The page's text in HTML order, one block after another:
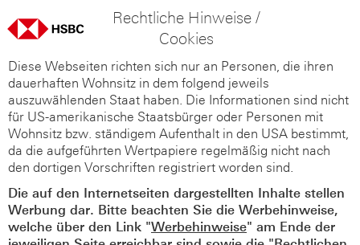
Rechtliche Hinweise /
Cookies
Diese Webseiten richten sich nur an Personen, die ihren
dauerhaften Wohnsitz in dem folgend jeweils
auszuwählenden Staat haben. Die Informationen sind nicht
für US-amerikanische Staatsbürger oder Personen mit
Wohnsitz bzw. ständigem Aufenthalt in den USA bestimmt,
da die aufgeführten Wertpapiere regelmäßig nicht nach
den dortigen Vorschriften registriert worden sind.
Die auf den Internetseiten dargestellten Inhalte stellen
Werbung dar. Bitte beachten Sie die Werbehinweise,
welche über den Link "Werbehinweise" am Ende der